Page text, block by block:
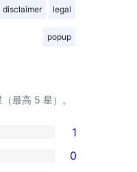
disclaimer legal
popup
（最高 5 星）。
1
0